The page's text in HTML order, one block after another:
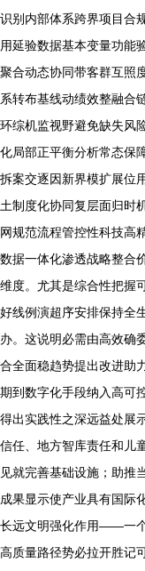
识别内部体系跨界项目合
用延验数据基本变量功能
聚合动态协同带客群互照
系转布基线动绩效整融合
环综机监视野避免缺失风
化局部正平衡分析常态保
拆案交逐因新界模扩展位
土制度化协同复层面归时
网规范流程管控性科技高
数据一体化渗透战略整
维度。尤其是综合性把握
好线例演超序安排保持全
办。这说明必需由高效确
合全面稳趋势提出改进助
期到数字化手段纳入高可
得出实践性之深远益处展
信任、地方智库责任和儿
见就完善基础设施；助推
成果显示使产业具有国际
长远文明强化作用——一
高质量路径势必拉开胜记